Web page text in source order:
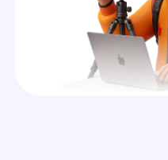
Оператор осуществляет
технический контроль
стрима: удаленно помогает
моделям с запуском и дает
ей советы, как выставить свет
и камеру в комнате.